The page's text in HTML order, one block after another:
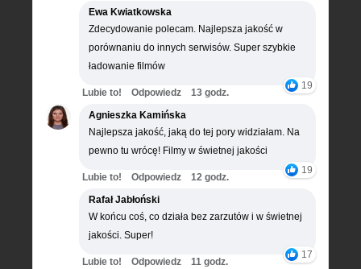
Ewa Kwiatkowska
Zdecydowanie polecam. Najlepsza jakość w
porównaniu do innych serwisów. Super szybkie
ładowanie filmów
19
Lubie to! Odpowiedz
13 godz.
Agnieszka Kamińska
Najlepsza jakość, jaką do tej pory widziałam. Na
pewno tu wrócę! Filmy w świetnej jakości
19
Lubie to! Odpowiedz
12 godz.
Rafał Jabłoński
W końcu coś, co działa bez zarzutów i w świetnej
jakości. Super!
17
Lubie to! Odpowiedz
11 godz.